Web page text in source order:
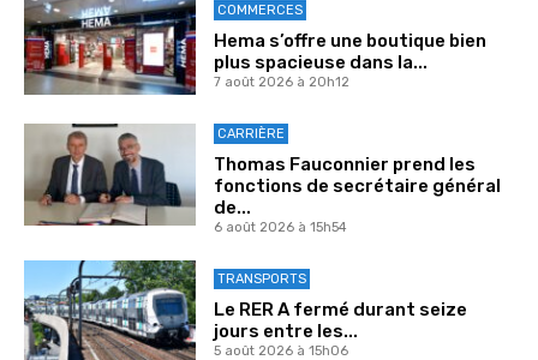
COMMERCES
Hema s’offre une boutique bien
plus spacieuse dans la...
7 août 2026 à 20h12
CARRIÈRE
Thomas Fauconnier prend les
fonctions de secrétaire général
de...
6 août 2026 à 15h54
TRANSPORTS
Le RER A fermé durant seize
jours entre les...
5 août 2026 à 15h06